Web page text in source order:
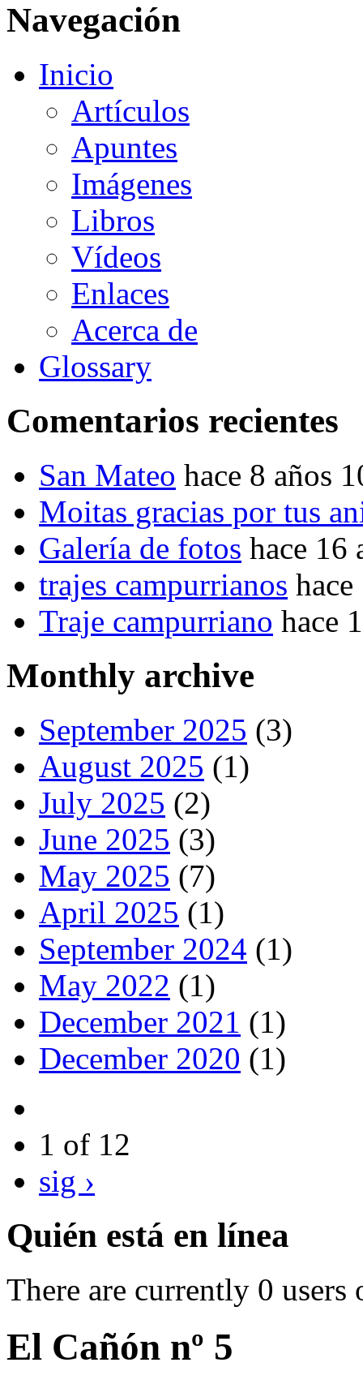
Navegación
Inicio
Artículos
Apuntes
Imágenes
Libros
Vídeos
Enlaces
Acerca de
Glossary
Comentarios recientes
San Mateo hace 8 años
Moitas gracias por tus
Galería de fotos hace 16
trajes campurrianos
Traje campurriano hace
Monthly archive
September 2025 (3)
August 2025 (1)
July 2025 (2)
June 2025 (3)
May 2025 (7)
April 2025 (1)
September 2024 (1)
May 2022 (1)
December 2021 (1)
December 2020 (1)
1 of 12
sig ›
Quién está en línea
There are currently 0 users
El Cañón nº 5